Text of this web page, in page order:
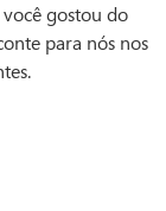
você gostou do
para nós nos